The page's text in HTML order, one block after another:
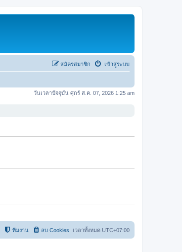
เข้าสู่ระบบ
สมัครสมาชิก
วันเวลาปัจจุบัน ศุกร์ ส.ค. 07, 2026 1:25 am
เวลาทั้งหมด UTC+07:00
ลบ Cookies
ทีมงาน